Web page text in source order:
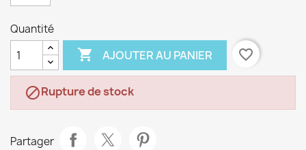
Quantité
 AJOUTER AU PANIER favorite_border
Rupture de stock
Partager